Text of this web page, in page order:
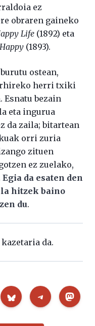
ez
obraren gaineko
Life (1892) eta
(1893).
ostean,
herri txiki
Esnatu bezain
eta ingurua
da zaila; bitartean
orri zuria
zituen
ez zuelako,
Egia da esaten den
hitzek baino
du.
da.